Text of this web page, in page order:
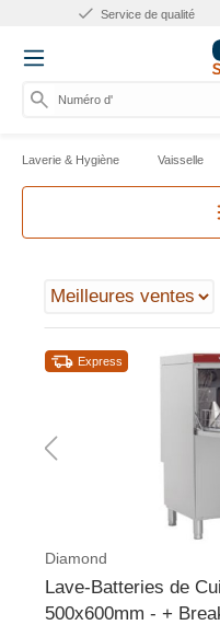
Plus de
Numéro d'art
Laverie & Hygiène Vaisselle
Express
Diamond
Lave-Batteries de
500x600mm - +